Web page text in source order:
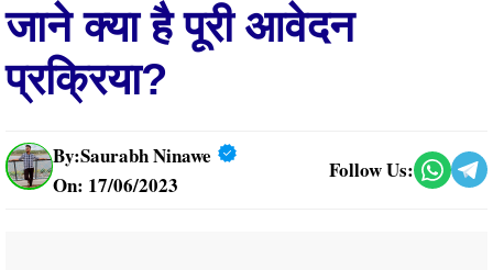
जाने क्या है पूरी आवेदन
प्रक्रिया?
By:Saurabh Ninawe
On: 17/06/2023
Follow Us: